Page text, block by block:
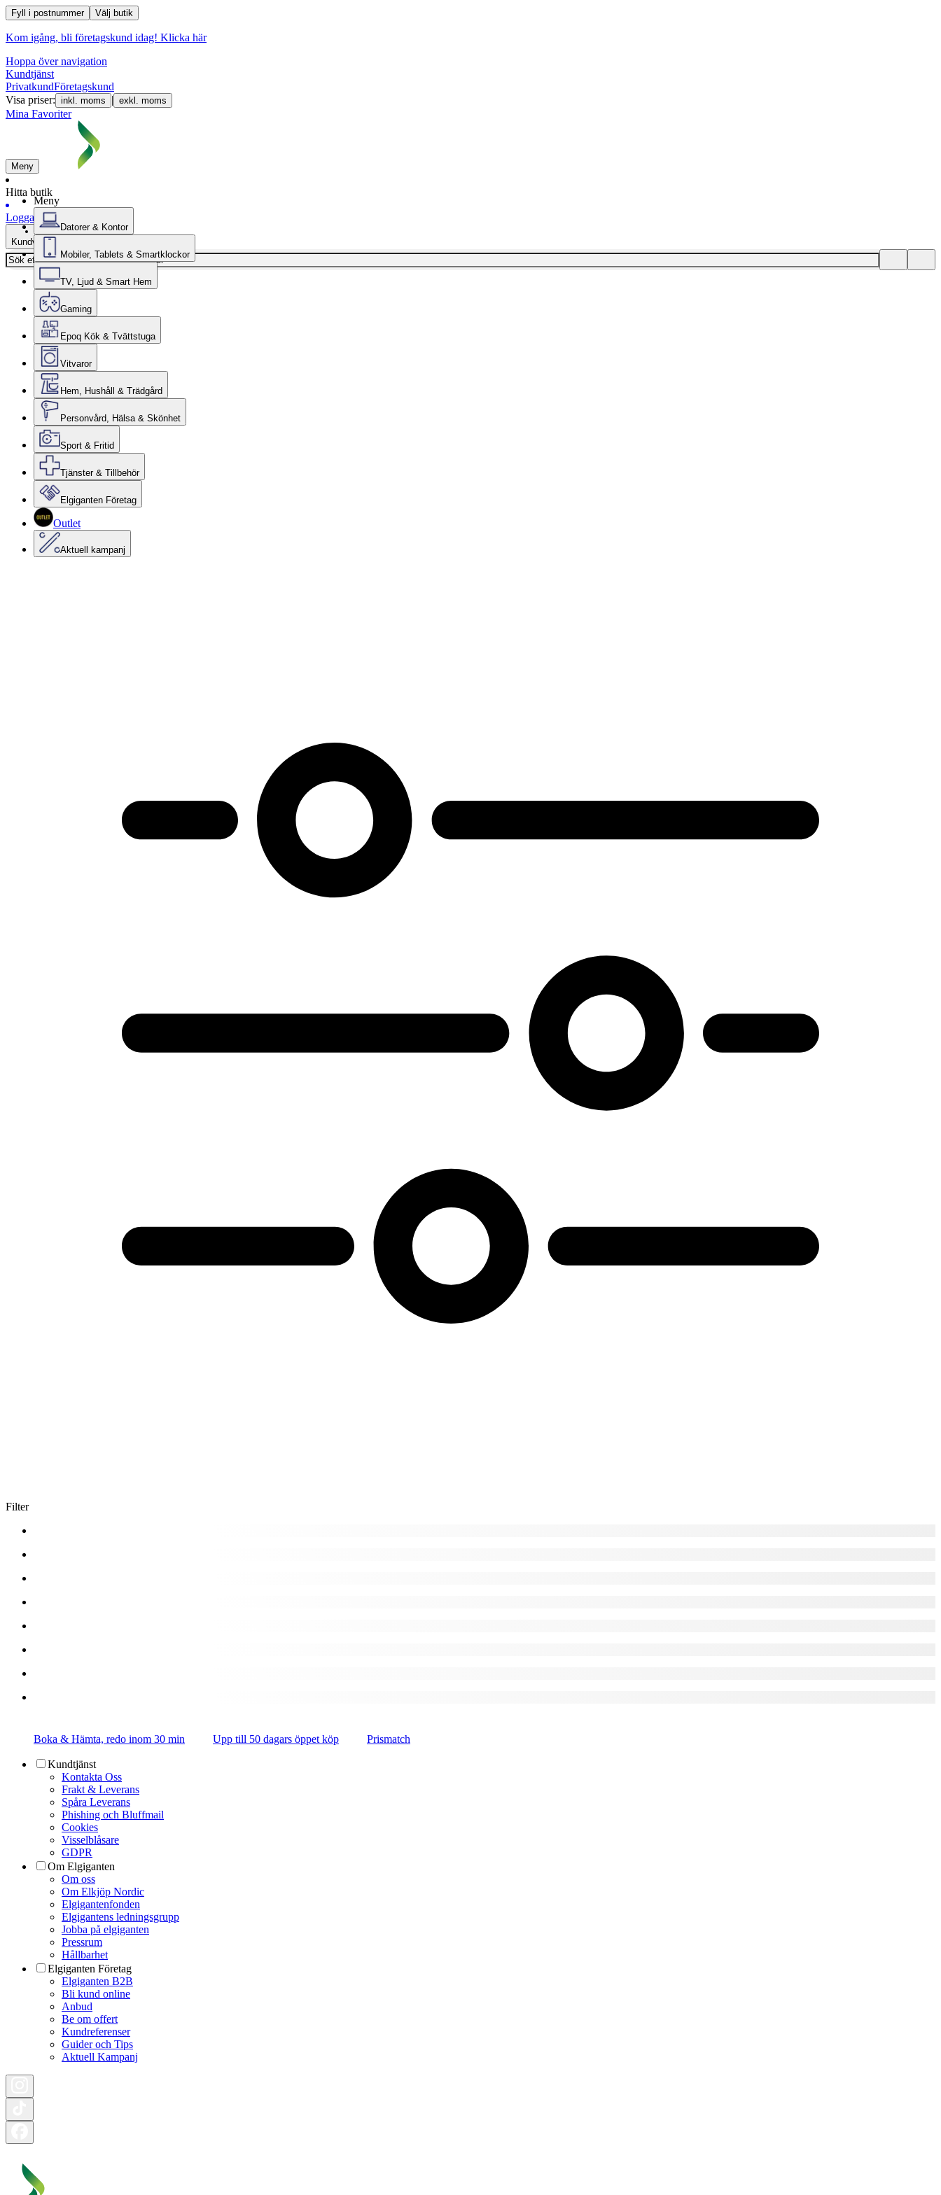
Fyll i postnummer Välj butik
Kom igång, bli företagskund idag! Klicka här
Hoppa över navigation
Kundtjänst
PrivatkundFöretagskund
Visa priser: inkl. moms | exkl. moms
Mina Favoriter
Meny
Hitta butik
Logga in
Kundvagn
Meny
Datorer & Kontor
Mobiler, Tablets & Smartklockor
TV, Ljud & Smart Hem
Gaming
Epoq Kök & Tvättstuga
Vitvaror
Hem, Hushåll & Trädgård
Personvård, Hälsa & Skönhet
Sport & Fritid
Tjänster & Tillbehör
Elgiganten Företag
Outlet
Aktuell kampanj
Filter
Boka & Hämta, redo inom 30 min Upp till 50 dagars öppet köp Prismatch
Kundtjänst
Kontakta Oss
Frakt & Leverans
Spåra Leverans
Phishing och Bluffmail
Cookies
Visselblåsare
GDPR
Om Elgiganten
Om oss
Om Elkjöp Nordic
Elgigantenfonden
Elgigantens ledningsgrupp
Jobba på elgiganten
Pressrum
Hållbarhet
Elgiganten Företag
Elgiganten B2B
Bli kund online
Anbud
Be om offert
Kundreferenser
Guider och Tips
Aktuell Kampanj